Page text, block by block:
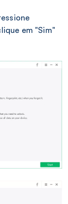
em "Sim"